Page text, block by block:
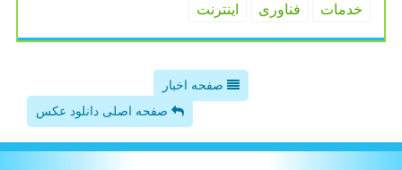
خدمات
فناوری اینترنت
صفحه اخبار
صفحه اصلی دانلود عکس